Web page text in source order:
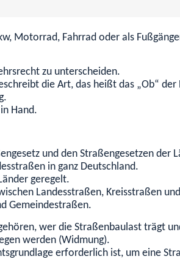
Motorrad, Fahrrad oder als
zu unterscheiden.
die Art, das heißt das „Ob“ der
Hand.
und den Straßengesetzen der
in ganz Deutschland.
geregelt.
Landesstraßen, Kreisstraßen
Gemeindestraßen.
wer die Straßenbaulast trägt
werden (Widmung).
erforderlich ist, um eine